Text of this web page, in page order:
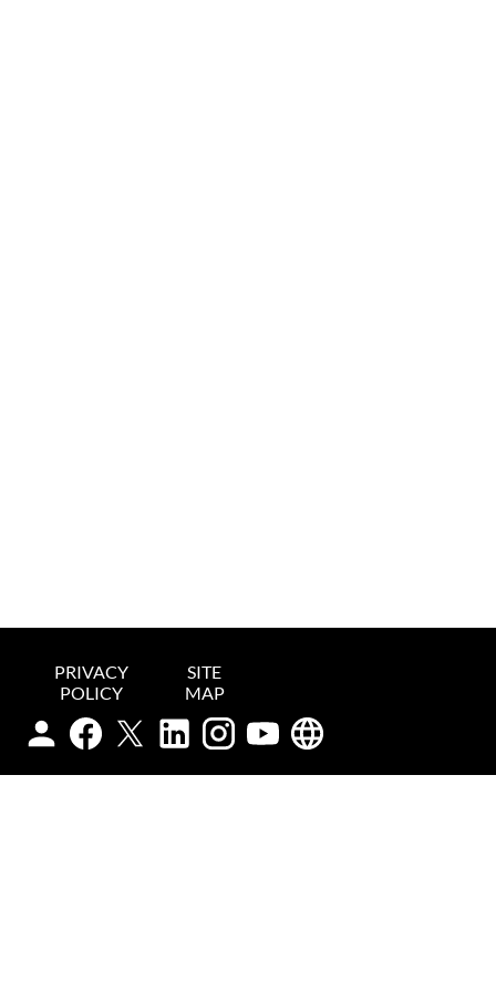
PRIVACY
POLICY
SITE
MAP